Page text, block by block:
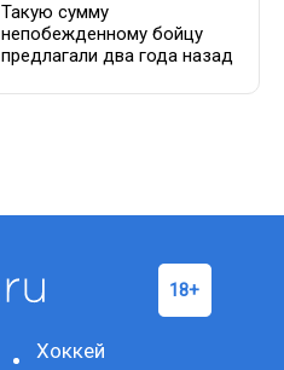
Такую сумму
непобежденному бойцу
предлагали два года назад
Хоккей